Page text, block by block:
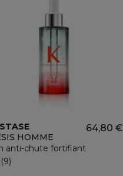
HOMME
anti-chute fortifiant
64,80 €
9